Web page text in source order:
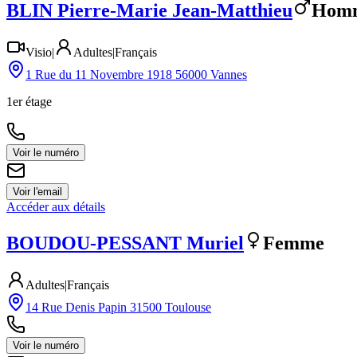
BLIN Pierre-Marie Jean-Matthieu
Visio| Adultes|Français
1 Rue du 11 Novembre 1918 56000 Vannes
1er étage
Voir le numéro
Voir l'email
Accéder aux détails
BOUDOU-PESSANT Muriel Femme
Adultes|Français
14 Rue Denis Papin 31500 Toulouse
Voir le numéro